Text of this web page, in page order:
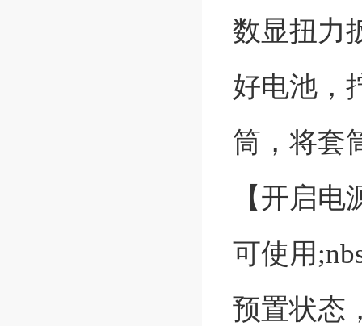
数显扭力
好电池，
筒，将套
【开启
可使用
预置状态